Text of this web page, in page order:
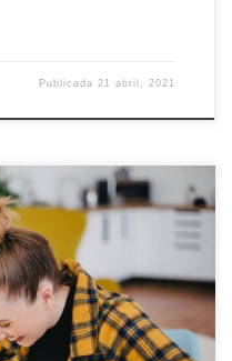
Publicada21 abril, 2021
un proceso en dos
es tan importante como
basado en la confianza y el